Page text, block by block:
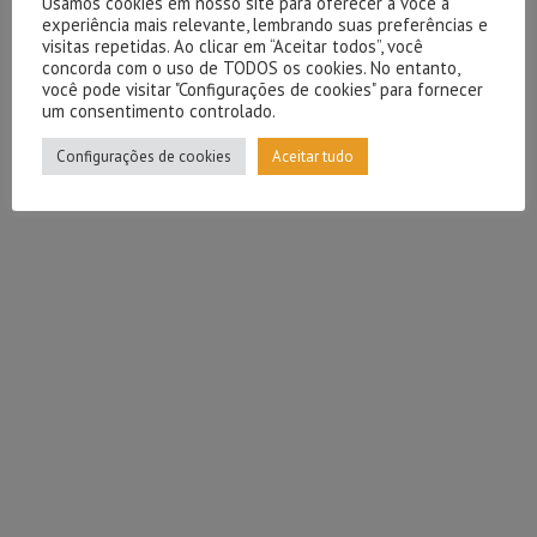
experiência mais relevante, lembrando suas preferências e
visitas repetidas. Ao clicar em “Aceitar todos”, você
concorda com o uso de TODOS os cookies. No entanto,
você pode visitar "Configurações de cookies" para fornecer
um consentimento controlado.
Configurações de cookies Aceitar tudo